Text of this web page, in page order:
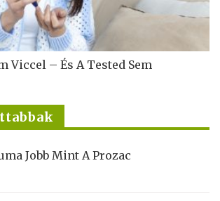
Viccel – És A Tested Sem
Jobb Mint A Prozac